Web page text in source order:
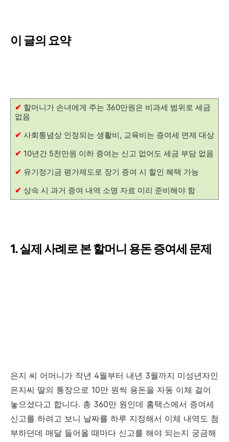
이 글의 요약
✔ 할머니가 손녀에게 주는 360만원은 비과세 범위로 세금
없음
✔ 사회통념상 인정되는 생활비, 교육비는 증여세 면제 대상
✔ 10년간 5천만원 이하 증여는 신고 없어도 세금 부담 없음
✔ 유기정기금 평가제도로 장기 증여 시 할인 혜택 가능
✔ 상속 시 과거 증여 내역 소명 자료 미리 준비해야 함
1. 실제 사례로 본 할머니 용돈 증여세 문제
은지 씨 어머니가 작년 4월부터 내년 3월까지 미성년자인
은지씨 딸의 통장으로 10만 원씩 용돈을 자동 이체 걸어
놓으셨다고 합니다. 총 360만 원인데 홈택스에서 증여세
신고를 하려고 보니 날짜를 하루 지정해서 이체 내역도 첨
부하던데 매달 들어올 때마다 신고를 해야 되는지 궁금해